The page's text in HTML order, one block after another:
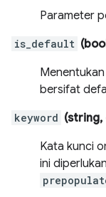
Parameter
is_default
bersifat
keyword (string,
Kata kunci
ini